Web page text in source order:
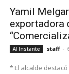
Yamil
exportadora
Al Instante staff -
* El alcalde